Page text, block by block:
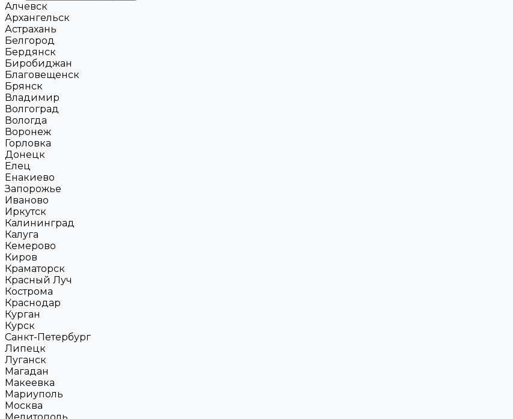
Алчевск
Архангельск
Астрахань
Белгород
Бердянск
Биробиджан
Благовещенск
Брянск
Владимир
Волгоград
Вологда
Воронеж
Горловка
Донецк
Елец
Енакиево
Запорожье
Иваново
Иркутск
Калининград
Калуга
Кемерово
Киров
Краматорск
Красный Луч
Кострома
Краснодар
Курган
Курск
Санкт-Петербург
Липецк
Луганск
Магадан
Макеевка
Мариуполь
Москва